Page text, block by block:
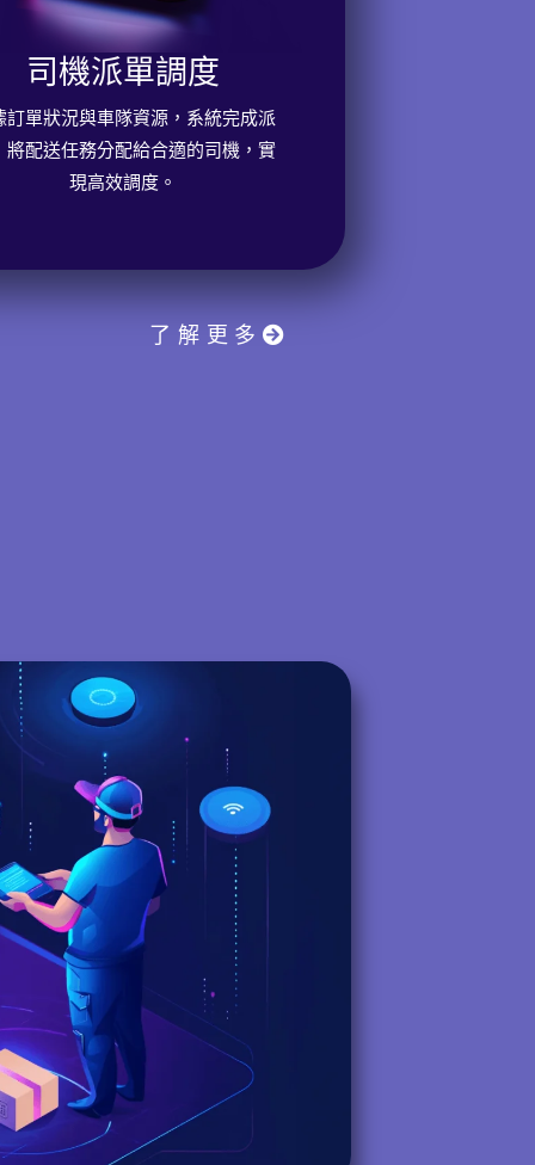
司機派單調度
訂單狀況與車隊資源，系統完成派
將配送任務分配給合適的司機，實
現高效調度。
了解更多